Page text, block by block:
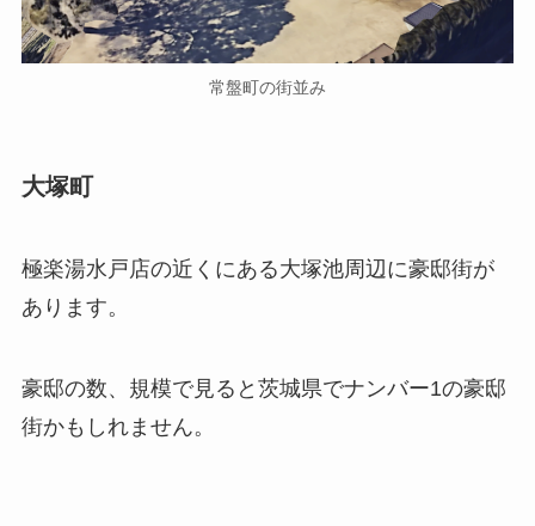
常盤町の街並み
大塚町
極楽湯水戸店の近くにある大塚池周辺に豪邸街が
あります。
豪邸の数、規模で見ると茨城県でナンバー1の豪邸
街かもしれません。